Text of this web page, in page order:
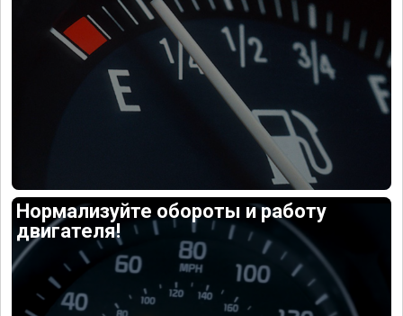
Нормализуйте обороты и работу
двигателя!